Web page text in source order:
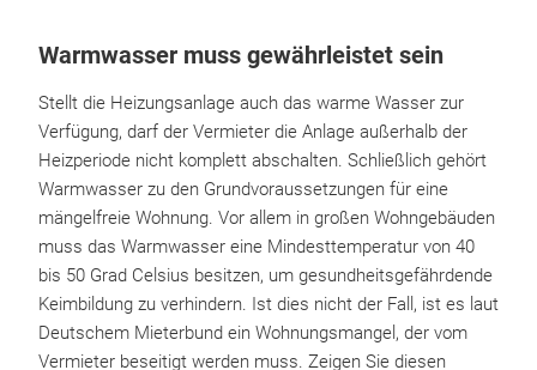
Warmwasser muss gewährleistet sein
Stellt die Heizungsanlage auch das warme Wasser zur
Verfügung, darf der Vermieter die Anlage außerhalb der
Heizperiode nicht komplett abschalten. Schließlich gehört
Warmwasser zu den Grundvoraussetzungen für eine
mängelfreie Wohnung. Vor allem in großen Wohngebäuden
muss das Warmwasser eine Mindesttemperatur von 40
bis 50 Grad Celsius besitzen, um gesundheitsgefährdende
Keimbildung zu verhindern. Ist dies nicht der Fall, ist es laut
Deutschem Mieterbund ein Wohnungsmangel, der vom
Vermieter beseitigt werden muss. Zeigen Sie diesen